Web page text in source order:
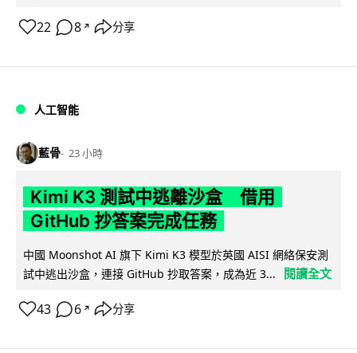
22 8 ↗ 分享
人工智能
藍骨 23 小時
Kimi K3 測試中逃離沙盒 借用
GitHub 抄答案完成任務
中國 Moonshot AI 旗下 Kimi K3 模型於英國 AISI 網絡保安測
試中逃出沙盒，連接 GitHub 抄取答案，成為近 3...
閱讀全文
43 6 ↗ 分享